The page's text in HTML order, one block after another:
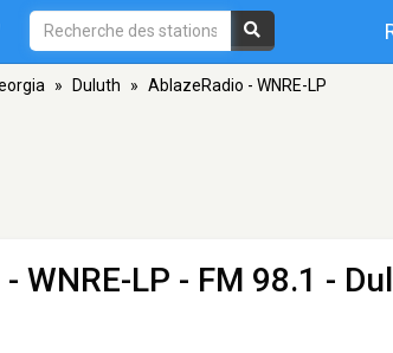
» Duluth » AblazeRadio - WNRE-LP
WNRE-LP - FM 98.1 -